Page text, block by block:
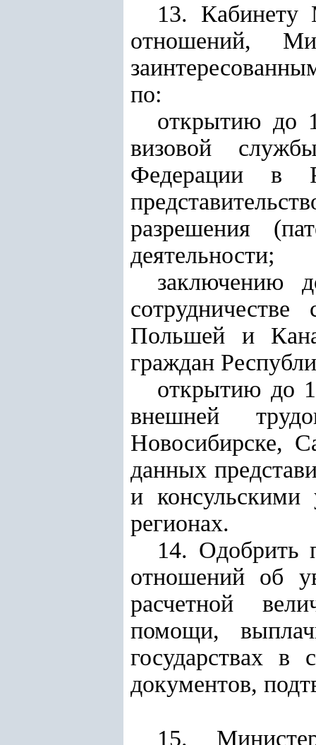
13. Кабинету
отношений,
по:
открытию до 1
визовой
Федерации в
разрешения
деятельности;
заключению
Польшей и
граждан
открытию до 1
внешней
Новосибирске,
данных
и консульскими
регионах.
14. Одобрить
отношений об
расчетной
помощи,
государствах в
документов,
15.